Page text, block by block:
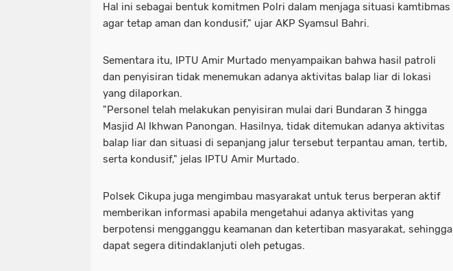
Hal ini sebagai bentuk komitmen Polri dalam menjaga situasi kamtibmas
agar tetap aman dan kondusif," ujar AKP Syamsul Bahri.
Sementara itu, IPTU Amir Murtado menyampaikan bahwa hasil patroli
dan penyisiran tidak menemukan adanya aktivitas balap liar di lokasi
yang dilaporkan.
"Personel telah melakukan penyisiran mulai dari Bundaran 3 hingga
Masjid Al Ikhwan Panongan. Hasilnya, tidak ditemukan adanya aktivitas
balap liar dan situasi di sepanjang jalur tersebut terpantau aman, tertib,
serta kondusif," jelas IPTU Amir Murtado.
Polsek Cikupa juga mengimbau masyarakat untuk terus berperan aktif
memberikan informasi apabila mengetahui adanya aktivitas yang
berpotensi mengganggu keamanan dan ketertiban masyarakat, sehingga
dapat segera ditindaklanjuti oleh petugas.